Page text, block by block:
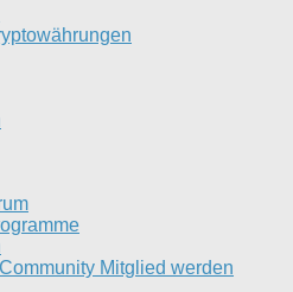
Mitglied werden